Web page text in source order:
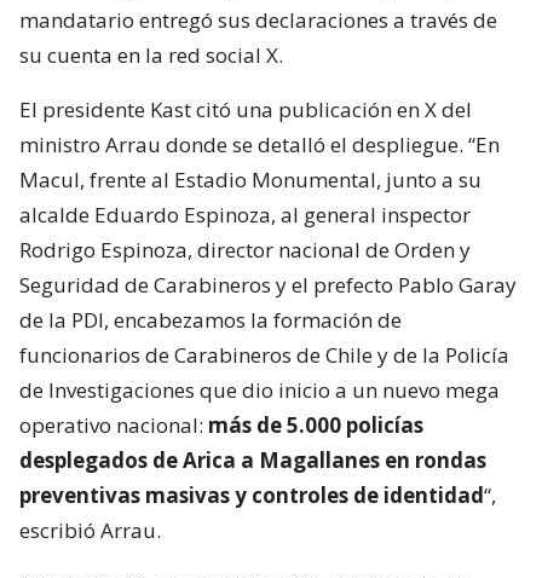
mandatario entregó sus declaraciones a través de
su cuenta en la red social X.
El presidente Kast citó una publicación en X del
ministro Arrau donde se detalló el despliegue. “En
Macul, frente al Estadio Monumental, junto a su
alcalde Eduardo Espinoza, al general inspector
Rodrigo Espinoza, director nacional de Orden y
Seguridad de Carabineros y el prefecto Pablo Garay
de la PDI, encabezamos la formación de
funcionarios de Carabineros de Chile y de la Policía
de Investigaciones que dio inicio a un nuevo mega
operativo nacional: más de 5.000 policías
desplegados de Arica a Magallanes en rondas
preventivas masivas y controles de identidad“,
escribió Arrau.